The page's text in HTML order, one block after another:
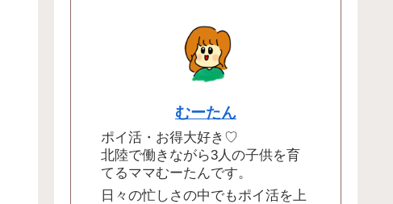
むーたん
ポイ活・お得大好き♡
北陸で働きながら3人の子供を育
てるママむーたんです。
日々の忙しさの中でもポイ活を上